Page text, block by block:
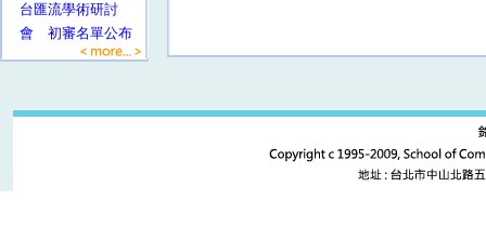
台匯流學術研討
會 初審名單公布